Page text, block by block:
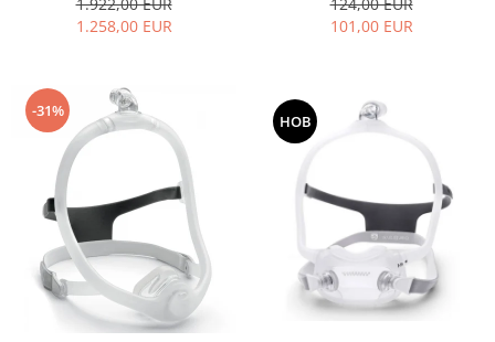
1.258,00 EUR
101,00 EUR
-31%
НОВ